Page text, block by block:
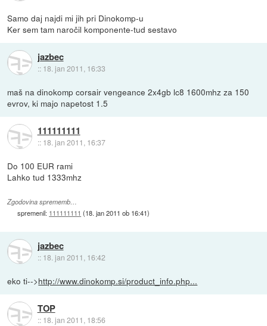
Samo daj najdi mi jih pri Dinokomp-u
Ker sem tam naročil komponente-tud sestavo
jazbec
:: 18. jan 2011, 16:33
maš na dinokomp corsair vengeance 2x4gb lc8 1600mhz za 150
evrov, ki majo napetost 1.5
111111111
:: 18. jan 2011, 16:37
Do 100 EUR rami
Lahko tud 1333mhz
Zgodovina sprememb…
spremenil: 111111111 (18. jan 2011 ob 16:41)
jazbec
:: 18. jan 2011, 16:42
eko ti-->http://www.dinokomp.si/product_info.php...
TOP
:: 18. jan 2011, 18:56